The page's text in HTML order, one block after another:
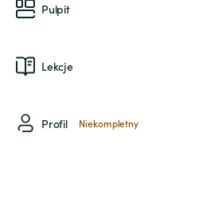
Pulpit
Lekcje
Profil Niekompletny